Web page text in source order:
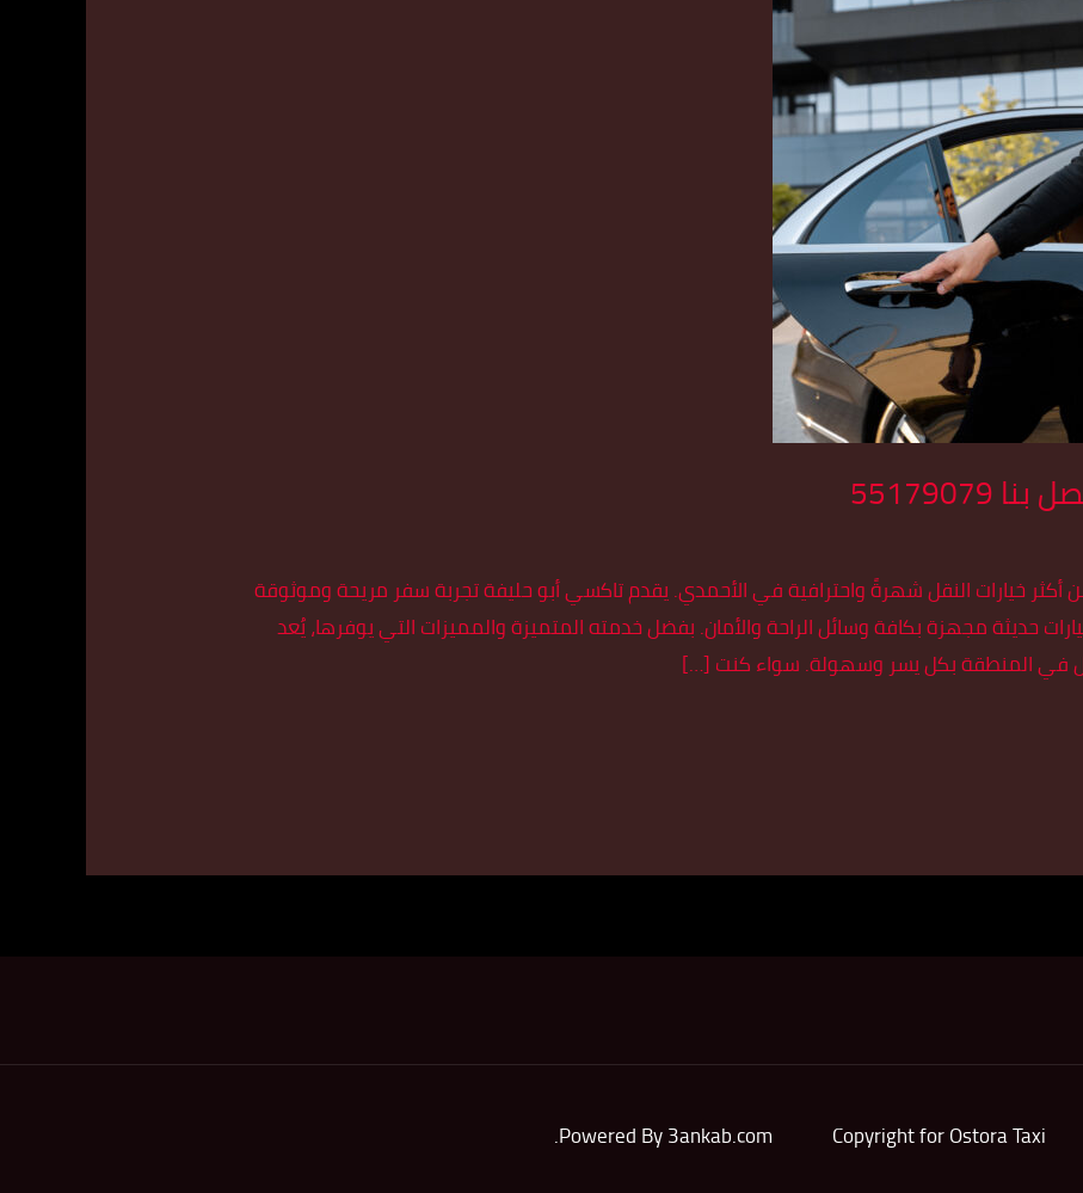
خيارات النقل شهرةً واحترافية في الأحمدي. يقدم تاكسي أبو حليفة تجربة سفر مريحة وموثوقة
حديثة مجهزة بكافة وسائل الراحة والأمان. بفضل خدمته المتميزة والمميزات التي يوفرها، يُعد
في المنطقة بكل يسر وسهولة. سواء كنت […]
Copyright for Ostora Taxi
Powered By3ankab.com
.